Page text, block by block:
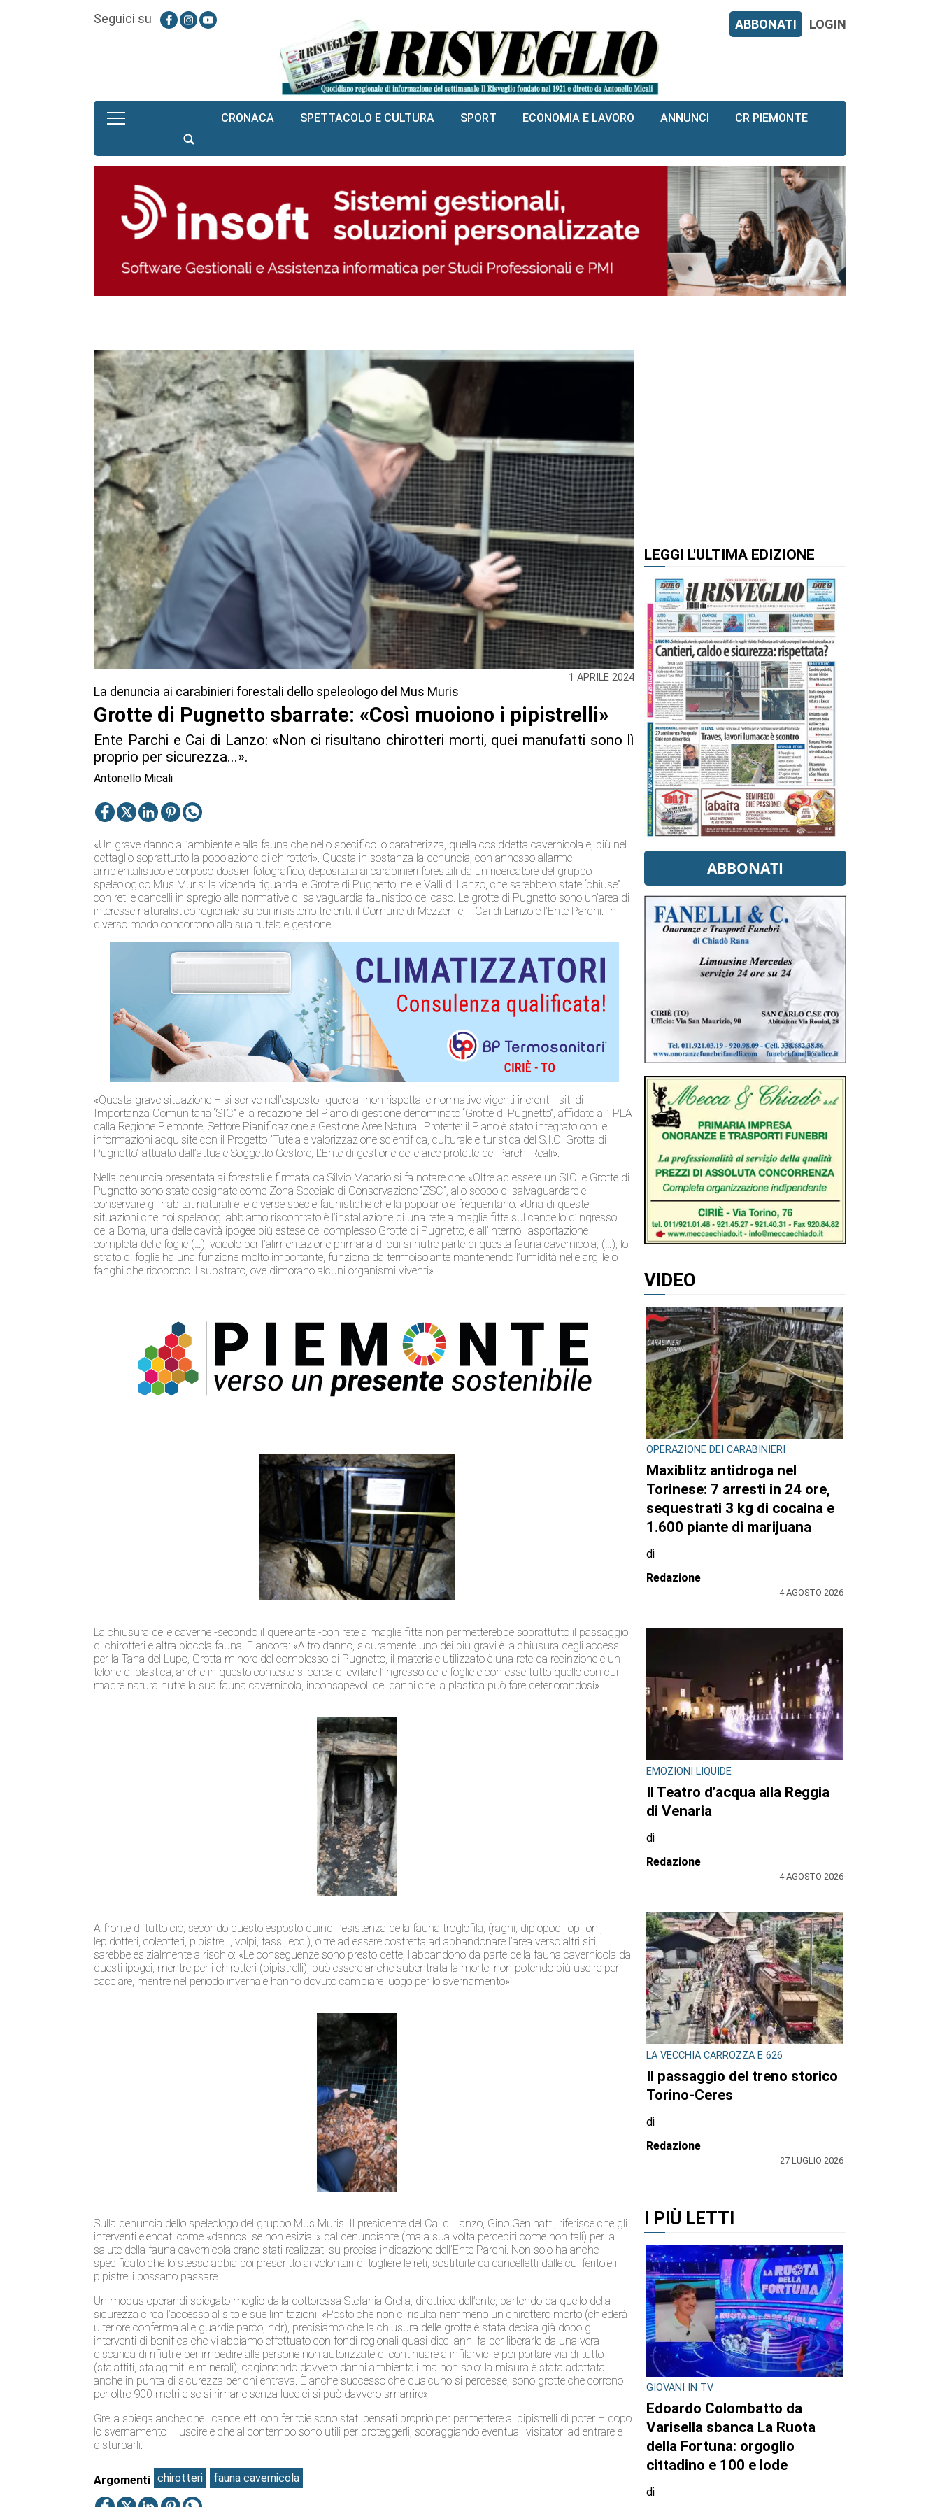
Seguici su ABBONATI LOGIN
CRONACA SPETTACOLO E CULTURA SPORT ECONOMIA E LAVORO ANNUNCI CR PIEMONTE
1 APRILE 2024
La denuncia ai carabinieri forestali dello speleologo del Mus Muris
Grotte di Pugnetto sbarrate: «Così muoiono i pipistrelli»
Ente Parchi e Cai di Lanzo: «Non ci risultano chirotteri morti, quei manufatti sono lì
proprio per sicurezza...».
Antonello Micali
«Un grave danno all’ambiente e alla fauna che nello specifico lo caratterizza, quella cosiddetta cavernicola e, più nel
dettaglio soprattutto la popolazione di chirotteri». Questa in sostanza la denuncia, con annesso allarme
ambientalistico e corposo dossier fotografico, depositata ai carabinieri forestali da un ricercatore del gruppo
speleologico Mus Muris: la vicenda riguarda le Grotte di Pugnetto, nelle Valli di Lanzo, che sarebbero state “chiuse”
con reti e cancelli in spregio alle normative di salvaguardia faunistico del caso. Le grotte di Pugnetto sono un’area di
interesse naturalistico regionale su cui insistono tre enti: il Comune di Mezzenile, il Cai di Lanzo e l’Ente Parchi. In
diverso modo concorrono alla sua tutela e gestione.
«Questa grave situazione – si scrive nell’esposto -querela -non rispetta le normative vigenti inerenti i siti di
Importanza Comunitaria “SIC” e la redazione del Piano di gestione denominato “Grotte di Pugnetto”, affidato all’IPLA
dalla Regione Piemonte, Settore Pianificazione e Gestione Aree Naturali Protette: il Piano è stato integrato con le
informazioni acquisite con il Progetto ”Tutela e valorizzazione scientifica, culturale e turistica del S.I.C. Grotta di
Pugnetto” attuato dall’attuale Soggetto Gestore, L’Ente di gestione delle aree protette dei Parchi Reali».
Nella denuncia presentata ai forestali e firmata da Silvio Macario si fa notare che «Oltre ad essere un SIC le Grotte di
Pugnetto sono state designate come Zona Speciale di Conservazione “ZSC”, allo scopo di salvaguardare e
conservare gli habitat naturali e le diverse specie faunistiche che la popolano e frequentano. «Una di queste
situazioni che noi speleologi abbiamo riscontrato è l’installazione di una rete a maglie fitte sul cancello d’ingresso
della Borna, una delle cavità ipogee più estese del complesso Grotte di Pugnetto, e all’interno l’asportazione
completa delle foglie (…), veicolo per l’alimentazione primaria di cui si nutre parte di questa fauna cavernicola; (…), lo
strato di foglie ha una funzione molto importante, funziona da termoisolante mantenendo l’umidità nelle argille o
fanghi che ricoprono il substrato, ove dimorano alcuni organismi viventi».
La chiusura delle caverne -secondo il querelante -con rete a maglie fitte non permetterebbe soprattutto il passaggio
di chirotteri e altra piccola fauna. E ancora: «Altro danno, sicuramente uno dei più gravi è la chiusura degli accessi
per la Tana del Lupo, Grotta minore del complesso di Pugnetto, il materiale utilizzato è una rete da recinzione e un
telone di plastica, anche in questo contesto si cerca di evitare l’ingresso delle foglie e con esse tutto quello con cui
madre natura nutre la sua fauna cavernicola, inconsapevoli dei danni che la plastica può fare deteriorandosi».
A fronte di tutto ciò, secondo questo esposto quindi l’esistenza della fauna troglofila, (ragni, diplopodi, opilioni,
lepidotteri, coleotteri, pipistrelli, volpi, tassi, ecc.), oltre ad essere costretta ad abbandonare l’area verso altri siti,
sarebbe esizialmente a rischio: «Le conseguenze sono presto dette, l’abbandono da parte della fauna cavernicola da
questi ipogei, mentre per i chirotteri (pipistrelli), può essere anche subentrata la morte, non potendo più uscire per
cacciare, mentre nel periodo invernale hanno dovuto cambiare luogo per lo svernamento».
Sulla denuncia dello speleologo del gruppo Mus Muris. Il presidente del Cai di Lanzo, Gino Geninatti, riferisce che gli
interventi elencati come «dannosi se non esiziali» dal denunciante (ma a sua volta percepiti come non tali) per la
salute della fauna cavernicola erano stati realizzati su precisa indicazione dell’Ente Parchi. Non solo ha anche
specificato che lo stesso abbia poi prescritto ai volontari di togliere le reti, sostituite da cancelletti dalle cui feritoie i
pipistrelli possano passare.
Un modus operandi spiegato meglio dalla dottoressa Stefania Grella, direttrice dell’ente, partendo da quello della
sicurezza circa l’accesso al sito e sue limitazioni. «Posto che non ci risulta nemmeno un chirottero morto (chiederà
ulteriore conferma alle guardie parco, ndr), precisiamo che la chiusura delle grotte è stata decisa già dopo gli
interventi di bonifica che vi abbiamo effettuato con fondi regionali quasi dieci anni fa per liberarle da una vera
discarica di rifiuti e per impedire alle persone non autorizzate di continuare a infilarvici e poi portare via di tutto
(stalattiti, stalagmiti e minerali), cagionando davvero danni ambientali ma non solo: la misura è stata adottata
anche in punta di sicurezza per chi entrava. È anche successo che qualcuno si perdesse, sono grotte che corrono
per oltre 900 metri e se si rimane senza luce ci si può davvero smarrire».
Grella spiega anche che i cancelletti con feritoie sono stati pensati proprio per permettere ai pipistrelli di poter – dopo
lo svernamento – uscire e che al contempo sono utili per proteggerli, scoraggiando eventuali visitatori ad entrare e
disturbarli.
Argomenti chirotteri fauna cavernicola
LEGGI L'ULTIMA EDIZIONE
ABBONATI
VIDEO
OPERAZIONE DEI CARABINIERI
Maxiblitz antidroga nel
Torinese: 7 arresti in 24 ore,
sequestrati 3 kg di cocaina e
1.600 piante di marijuana
di
Redazione
4 AGOSTO 2026
EMOZIONI LIQUIDE
Il Teatro d’acqua alla Reggia
di Venaria
di
Redazione
4 AGOSTO 2026
LA VECCHIA CARROZZA E 626
Il passaggio del treno storico
Torino-Ceres
di
Redazione
27 LUGLIO 2026
I PIÙ LETTI
GIOVANI IN TV
Edoardo Colombatto da
Varisella sbanca La Ruota
della Fortuna: orgoglio
cittadino e 100 e lode
di